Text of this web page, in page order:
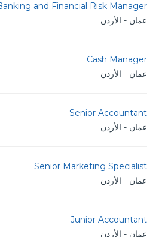
and Financial Risk Manager
عمان - الأردن
Cash Manager
عمان - الأردن
Senior Accountant
عمان - الأردن
Senior Marketing Specialist
عمان - الأردن
Junior Accountant
عمان - الأردن